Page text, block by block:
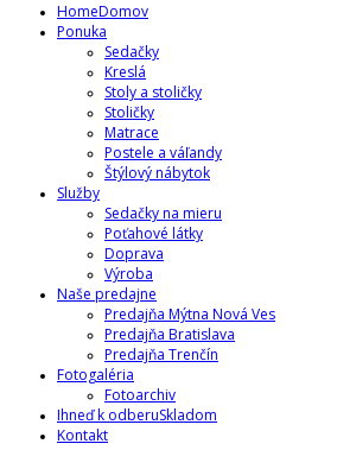
HomeDomov
Ponuka
Sedačky
Kreslá
Stoly a stoličky
Stoličky
Matrace
Postele a váľandy
Štýlový nábytok
Služby
Sedačky na mieru
Poťahové látky
Doprava
Výroba
Naše predajne
Predajňa Mýtna Nová Ves
Predajňa Bratislava
Predajňa Trenčín
Fotogaléria
Fotoarchiv
Ihneď k odberuSkladom
Kontakt